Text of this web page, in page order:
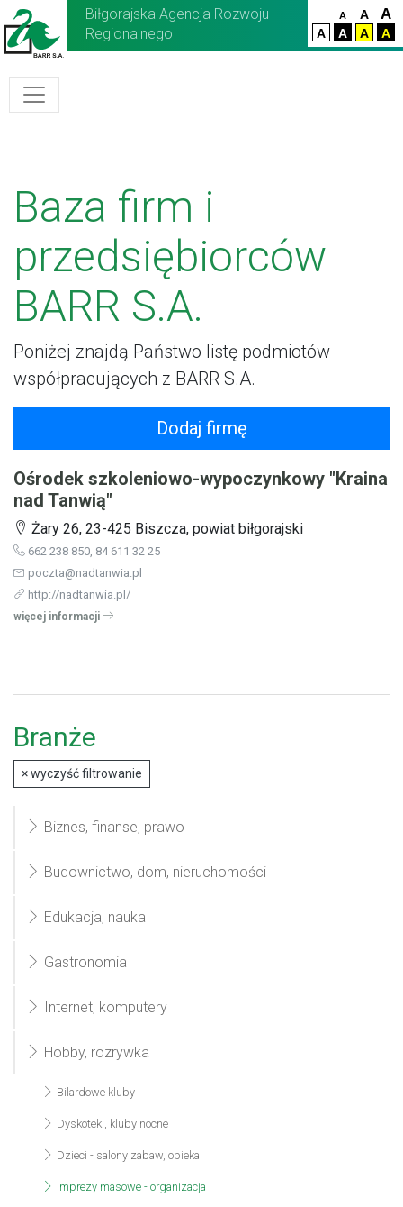
Biłgorajska Agencja Rozwoju
Regionalnego
A A A
A A A A
Baza firm i
przedsiębiorców
BARR S.A.
Poniżej znajdą Państwo listę podmiotów
współpracujących z BARR S.A.
Dodaj firmę
Ośrodek szkoleniowo-wypoczynkowy "Kraina
nad Tanwią"
Żary 26, 23-425 Biszcza, powiat biłgorajski
662 238 850, 84 611 32 25
poczta@nadtanwia.pl
http://nadtanwia.pl/
więcej informacji
Branże
×wyczyść filtrowanie
Biznes, finanse, prawo
Budownictwo, dom, nieruchomości
Edukacja, nauka
Gastronomia
Internet, komputery
Hobby, rozrywka
Bilardowe kluby
Dyskoteki, kluby nocne
Dzieci - salony zabaw, opieka
Imprezy masowe - organizacja